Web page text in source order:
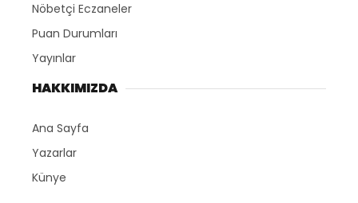
Nöbetçi Eczaneler
Puan Durumları
Yayınlar
HAKKIMIZDA
Ana Sayfa
Yazarlar
Künye